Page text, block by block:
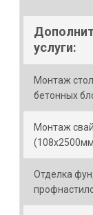
услуги:
Монтаж
бетонных
Монтаж
Отделка